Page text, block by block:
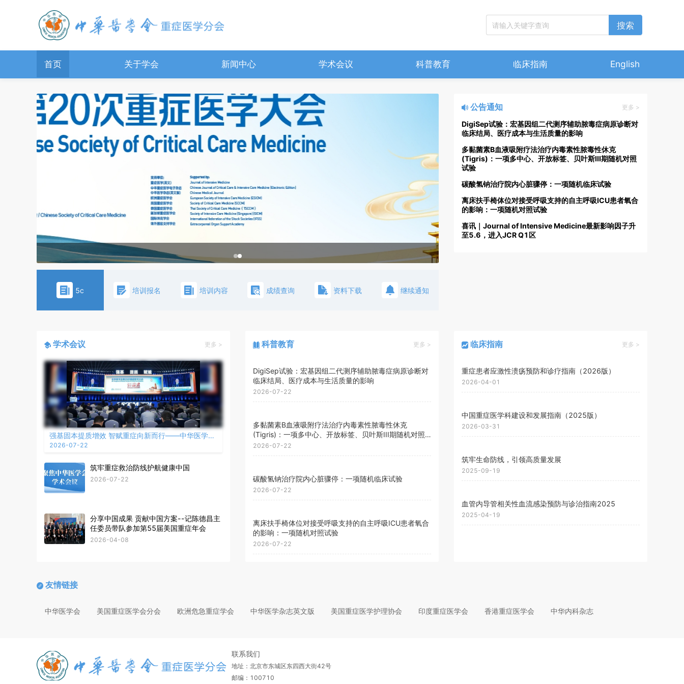
搜索
首页 关于学会 新闻中心 学术会议 科普教育 临床指南 English
5c 培训报名 培训内容 成绩查询 资料下载 继续通知
公告通知 更多 >
DigiSep试验：宏基因组二代测序辅助脓毒症病原诊断对
临床结局、医疗成本与生活质量的影响
多黏菌素B血液吸附疗法治疗内毒素性脓毒性休克
(Tigris)：一项多中心、开放标签、贝叶斯III期随机对照
试验
碳酸氢钠治疗院内心脏骤停：一项随机临床试验
离床扶手椅体位对接受呼吸支持的自主呼吸ICU患者氧合
的影响：一项随机对照试验
喜讯｜Journal of Intensive Medicine最新影响因子升
至5.6，进入JCR Q1区
学术会议 更多 >
强基固本提质增效 智赋重症向新而行——中华医学会第20次重症医学大会在西安召开
2026-07-22
筑牢重症救治防线护航健康中国
2026-07-22
分享中国成果 贡献中国方案--记陈德昌主
任委员带队参加第55届美国重症年会
2026-04-08
科普教育 更多 >
DigiSep试验：宏基因组二代测序辅助脓毒症病原诊断对
临床结局、医疗成本与生活质量的影响
2026-07-22
多黏菌素B血液吸附疗法治疗内毒素性脓毒性休克
(Tigris)：一项多中心、开放标签、贝叶斯III期随机对照
试验
2026-07-22
碳酸氢钠治疗院内心脏骤停：一项随机临床试验
2026-07-22
离床扶手椅体位对接受呼吸支持的自主呼吸ICU患者氧合
的影响：一项随机对照试验
2026-07-22
临床指南 更多 >
重症患者应激性溃疡预防和诊疗指南（2026版）
2026-04-01
中国重症医学科建设和发展指南（2025版）
2026-03-31
筑牢生命防线，引领高质量发展
2025-09-19
血管内导管相关性血流感染预防与诊治指南2025
2025-04-19
友情链接
中华医学会 美国重症医学会分会 欧洲危急重症学会 中华医学杂志英文版 美国重症医学护理协会 印度重症医学会 香港重症医学会 中华内科杂志
联系我们
地址：北京市东城区东四西大街42号
邮编：100710